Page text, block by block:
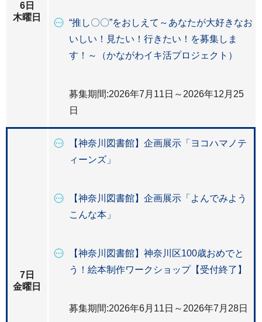
6日
木曜日
“推し〇〇”をおしえて～あなたが大好きなお
いしい！見たい！行きたい！を募集しま
す！～（かながわイキ活プロジェクト）
募集期間:2026年7月11日～2026年12月25
日
7日
金曜日
【神奈川図書館】企画展示「ヨコハマノテ
ィーンズ」
【神奈川図書館】企画展示「よんでみよう
こんな本」
【神奈川図書館】神奈川区100歳おめでと
う！絵本制作ワークショップ【受付終了】
募集期間:2026年6月11日～2026年7月28日